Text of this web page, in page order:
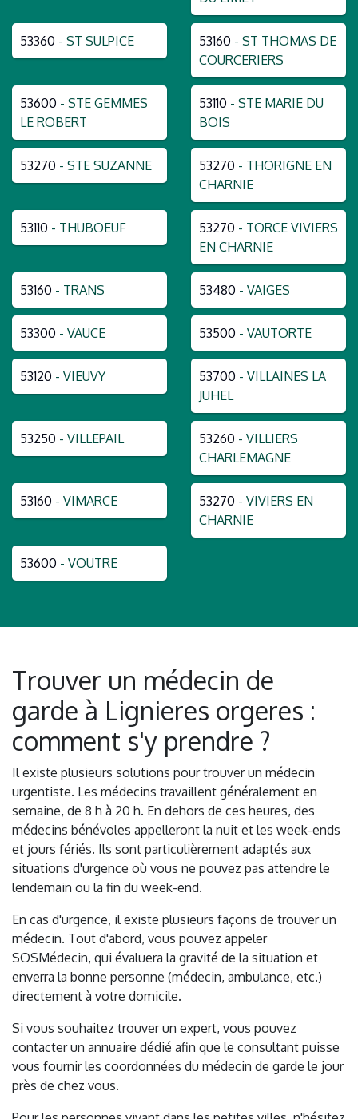
53360 - ST SULPICE 53160 - ST THOMAS DE
COURCERIERS
53600 - STE GEMMES
LE ROBERT
53110 - STE MARIE DU
BOIS
53270 - STE SUZANNE 53270 - THORIGNE EN
CHARNIE
53110 - THUBOEUF 53270 - TORCE VIVIERS
EN CHARNIE
53160 - TRANS 53480 - VAIGES
53300 - VAUCE 53500 - VAUTORTE
53120 - VIEUVY 53700 - VILLAINES LA
JUHEL
53250 - VILLEPAIL 53260 - VILLIERS
CHARLEMAGNE
53160 - VIMARCE 53270 - VIVIERS EN
CHARNIE
53600 - VOUTRE
Trouver un médecin de
garde à Lignieres orgeres :
comment s'y prendre ?
Il existe plusieurs solutions pour trouver un médecin
urgentiste. Les médecins travaillent généralement en
semaine, de 8 h à 20 h. En dehors de ces heures, des
médecins bénévoles appelleront la nuit et les week-ends
et jours fériés. Ils sont particulièrement adaptés aux
situations d'urgence où vous ne pouvez pas attendre le
lendemain ou la fin du week-end.
En cas d'urgence, il existe plusieurs façons de trouver un
médecin. Tout d'abord, vous pouvez appeler
SOSMédecin, qui évaluera la gravité de la situation et
enverra la bonne personne (médecin, ambulance, etc.)
directement à votre domicile.
Si vous souhaitez trouver un expert, vous pouvez
contacter un annuaire dédié afin que le consultant puisse
vous fournir les coordonnées du médecin de garde le jour
près de chez vous.